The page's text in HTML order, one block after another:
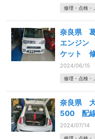
修理・点検・
奈良県
エンジン
ケット
2024/06/15
修理・点検・
奈良県
500 配
2024/07/14